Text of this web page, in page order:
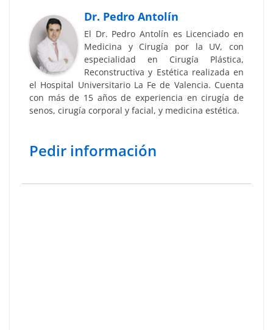
Dr. Pedro Antolín
El Dr. Pedro Antolín es Licenciado en
Medicina y Cirugía por la UV, con
especialidad en Cirugía Plástica,
Reconstructiva y Estética realizada en
el Hospital Universitario La Fe de Valencia. Cuenta
con más de 15 años de experiencia en cirugía de
senos, cirugía corporal y facial, y medicina estética.
Pedir información